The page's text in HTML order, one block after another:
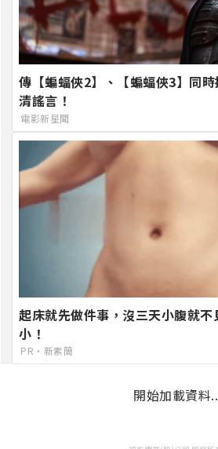
傳【蝙蝠俠2】、【蝙蝠俠3】同
清謠言！
電影新星聞
起床就先做件事，沒三天小腹就
小！
PR・新素簡
開始加載資料..